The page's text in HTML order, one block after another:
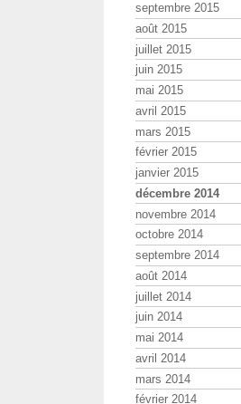
septembre 2015
août 2015
juillet 2015
juin 2015
mai 2015
avril 2015
mars 2015
février 2015
janvier 2015
décembre 2014
novembre 2014
octobre 2014
septembre 2014
août 2014
juillet 2014
juin 2014
mai 2014
avril 2014
mars 2014
février 2014